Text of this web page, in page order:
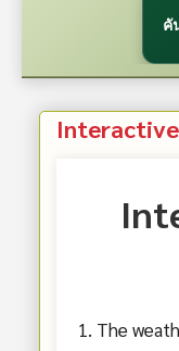
คั
Interactive
1. The